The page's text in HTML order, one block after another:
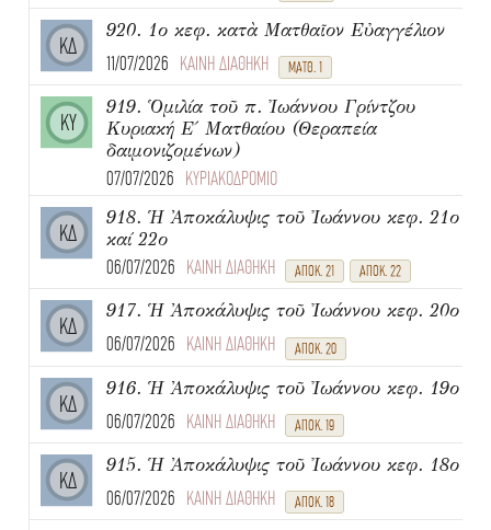
ΚΔ
920. 1ο κεφ. κατὰ Ματθαῖον Εὐαγγέλιον
11/07/2026 ΚΑΙΝΗ ΔΙΑΘΗΚΗ ΜΑΤΘ. 1
ΚΥ
919. Ὁμιλία τοῦ π. Ἰωάννου Γρίντζου
Κυριακή Ε΄ Ματθαίου (Θεραπεία
δαιμονιζομένων)
07/07/2026 ΚΥΡΙΑΚΟΔΡΟΜΙΟ
ΚΔ
918. Ἡ Ἀποκάλυψις τοῦ Ἰωάννου κεφ. 21ο
καί 22ο
06/07/2026 ΚΑΙΝΗ ΔΙΑΘΗΚΗ ΑΠΟΚ. 21 ΑΠΟΚ. 22
ΚΔ
917. Ἡ Ἀποκάλυψις τοῦ Ἰωάννου κεφ. 20ο
06/07/2026 ΚΑΙΝΗ ΔΙΑΘΗΚΗ ΑΠΟΚ. 20
ΚΔ
916. Ἡ Ἀποκάλυψις τοῦ Ἰωάννου κεφ. 19ο
06/07/2026 ΚΑΙΝΗ ΔΙΑΘΗΚΗ ΑΠΟΚ. 19
ΚΔ
915. Ἡ Ἀποκάλυψις τοῦ Ἰωάννου κεφ. 18ο
06/07/2026 ΚΑΙΝΗ ΔΙΑΘΗΚΗ ΑΠΟΚ. 18